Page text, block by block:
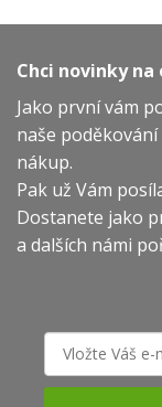
Chci novinky na
Jako první vám
naše
nákup.
Pak už Vám
Dostanete jako
a dalších námi